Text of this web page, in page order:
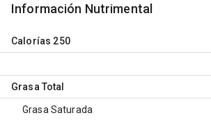
Información Nutrimental
Calorías 250
Grasa Total
Grasa Saturada